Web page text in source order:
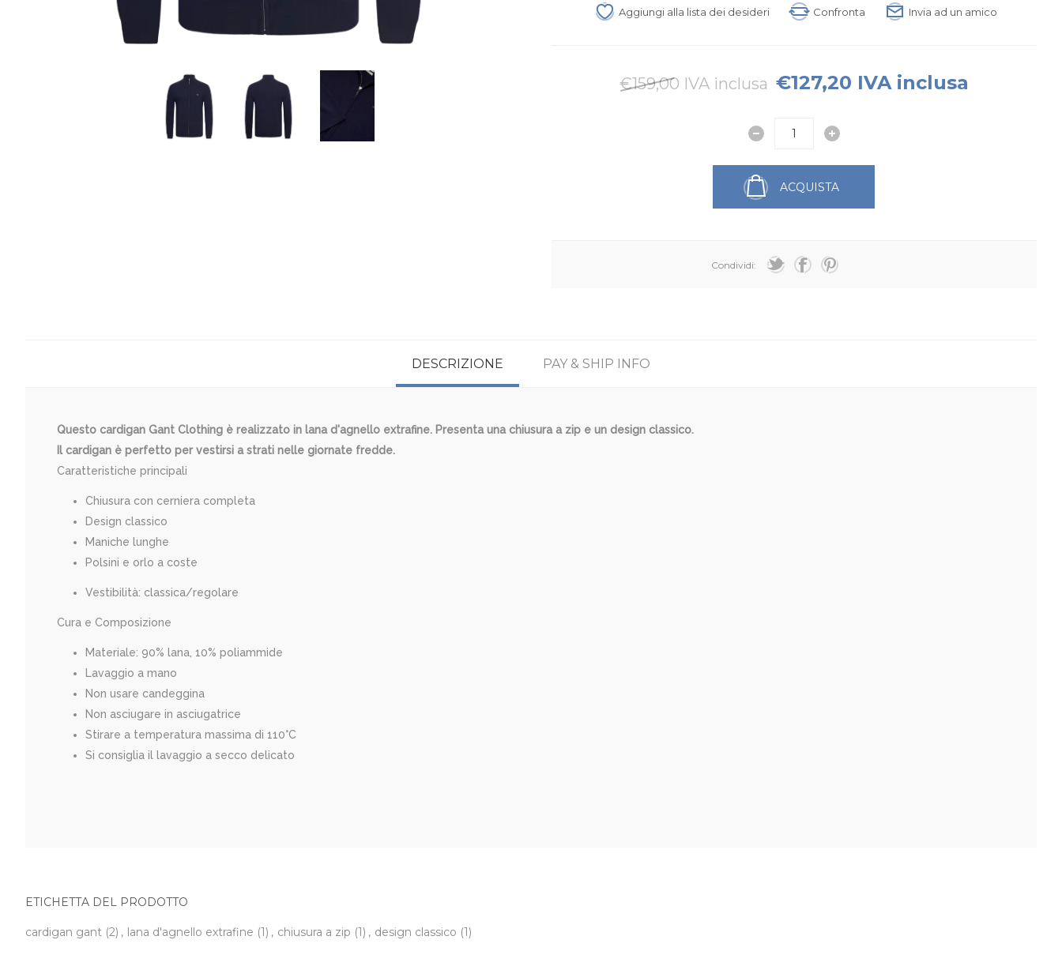
Aggiungi alla lista dei desideri Confronta Invia ad un amico
€159,00 IVA inclusa €127,20 IVA inclusa
ACQUISTA
Condividi:
DESCRIZIONE PAY & SHIP INFO
Questo cardigan Gant Clothing è realizzato in lana d'agnello extrafine. Presenta una chiusura a zip e un design classico.
Il cardigan è perfetto per vestirsi a strati nelle giornate fredde.
Caratteristiche principali
Chiusura con cerniera completa
Design classico
Maniche lunghe
Polsini e orlo a coste
Vestibilità: classica/regolare
Cura e Composizione
Materiale: 90% lana, 10% poliammide
Lavaggio a mano
Non usare candeggina
Non asciugare in asciugatrice
Stirare a temperatura massima di 110°C
Si consiglia il lavaggio a secco delicato
ETICHETTA DEL PRODOTTO
cardigan gant (2) , lana d'agnello extrafine (1) , chiusura a zip (1) , design classico (1)